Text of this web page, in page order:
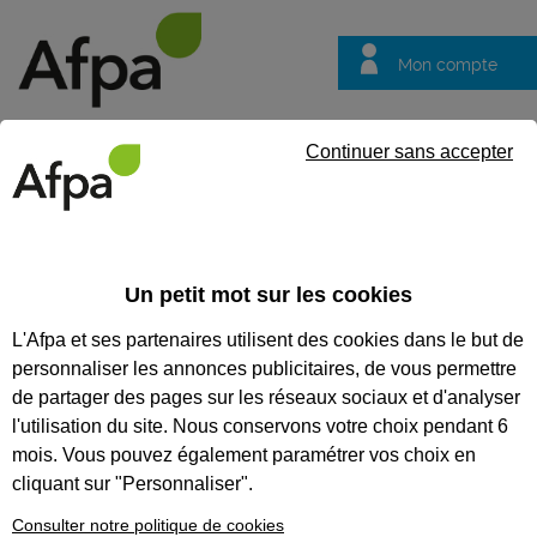
Mon compte
questions
281
formations
Un petit mot sur les cookies
L'Afpa et ses partenaires utilisent des cookies dans le but de
personnaliser les annonces publicitaires, de vous permettre
de partager des pages sur les réseaux sociaux et d'analyser
l'utilisation du site. Nous conservons votre choix pendant 6
mois. Vous pouvez également paramétrer vos choix en
cliquant sur "Personnaliser".
Consulter notre politique de cookies
Continuer sans accepter